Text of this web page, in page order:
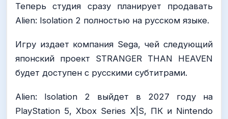
Теперь студия сразу планирует продавать
Alien: Isolation 2 полностью на русском языке.
Игру издает компания Sega, чей следующий
японский проект STRANGER THAN HEAVEN
будет доступен с русскими субтитрами.
Alien: Isolation 2 выйдет в 2027 году на
PlayStation 5, Xbox Series X|S, ПК и Nintendo